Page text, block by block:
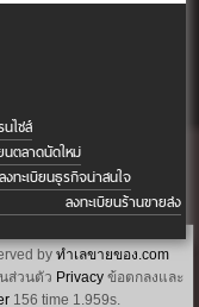
ไชส์
นตลาดนัดใหม่
ลงทะเบียนธุรกิจน่าสนใจ
ลงทะเบียนร้านขายส่ง
by ทำเลขายของ.com
ส่วนตัว Privacy ข้อตกลงและ
156 time 1.959s.